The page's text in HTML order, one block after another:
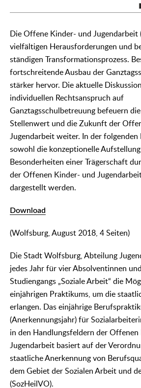
Die Offene Kinder- und Jugendarbeit
vielfältigen Herausforderungen und
ständigen Transformationsprozess.
fortschreitende Ausbau der
stärker hervor. Die aktuelle
individuellen Rechtsanspruch auf
Ganztagsschulbetreuung befeuern
Stellenwert und die Zukunft der
Jugendarbeit weiter. In der folgenden
sowohl die konzeptionelle
Besonderheiten einer Trägerschaft
der Offenen Kinder- und
dargestellt werden.
Download
(Wolfsburg, August 2018, 4 Seiten)
Die Stadt Wolfsburg, Abteilung
jedes Jahr für vier Absolventinnen
Studiengangs „Soziale Arbeit“ die
einjährigen Praktikums, um die
erlangen. Das einjährige
(Anerkennungsjahr) für
in den Handlungsfeldern der Offenen
Jugendarbeit basiert auf der
staatliche Anerkennung von
dem Gebiet der Sozialen Arbeit und
(SozHeilVO).